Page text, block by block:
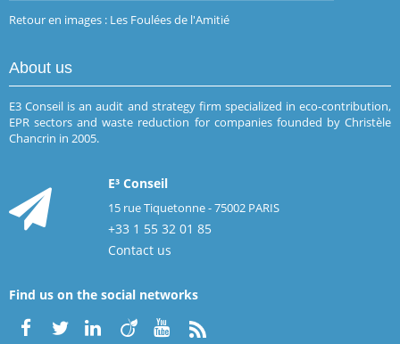
Retour en images : Les Foulées de l'Amitié
About us
E3 Conseil is an audit and strategy firm specialized in eco-contribution,
EPR sectors and waste reduction for companies founded by Christèle
Chancrin in 2005.
E³ Conseil
15 rue Tiquetonne - 75002 PARIS
+33 1 55 32 01 85
Contact us
Find us on the social networks